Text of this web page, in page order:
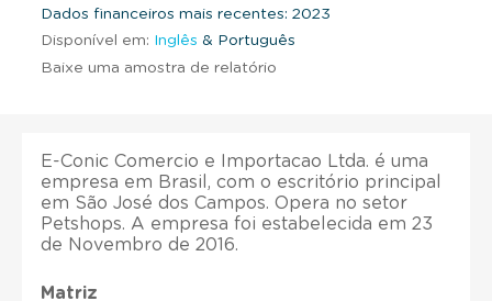
Dados financeiros mais recentes: 2023
Disponível em: Inglês & Português
Baixe uma amostra de relatório
E-Conic Comercio e Importacao Ltda. é uma
empresa em Brasil, com o escritório principal
em São José dos Campos. Opera no setor
Petshops. A empresa foi estabelecida em 23
de Novembro de 2016.
Matriz